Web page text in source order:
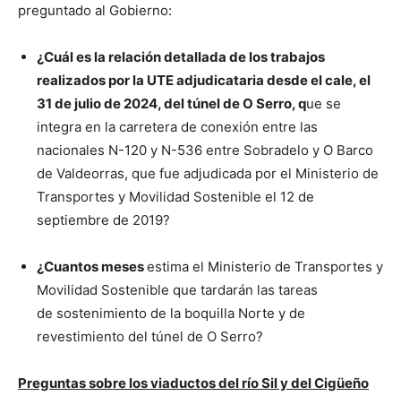
preguntado al Gobierno:
¿Cuál es la relación detallada de los trabajos
realizados por la UTE adjudicataria desde el cale, el
31 de julio de 2024, del túnel de O Serro, que se
integra en la carretera de conexión entre las
nacionales N-120 y N-536 entre Sobradelo y O Barco
de Valdeorras, que fue adjudicada por el Ministerio de
Transportes y Movilidad Sostenible el 12 de
septiembre de 2019?
¿Cuantos mesesestima el Ministerio de Transportes y
Movilidad Sostenible que tardarán las tareas
de sostenimiento de la boquilla Norte y de
revestimiento del túnel de O Serro?
Preguntas sobre los viaductos del río Sil y del Cigüeño